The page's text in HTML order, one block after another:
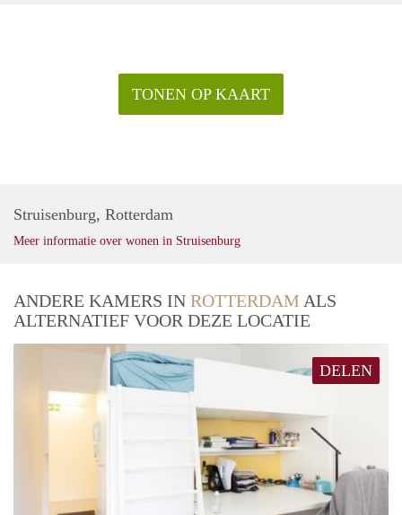
TONEN OP KAART
Struisenburg, Rotterdam
Meer informatie over wonen in Struisenburg
ANDERE KAMERS IN ROTTERDAM ALS
ALTERNATIEF VOOR DEZE LOCATIE
DELEN